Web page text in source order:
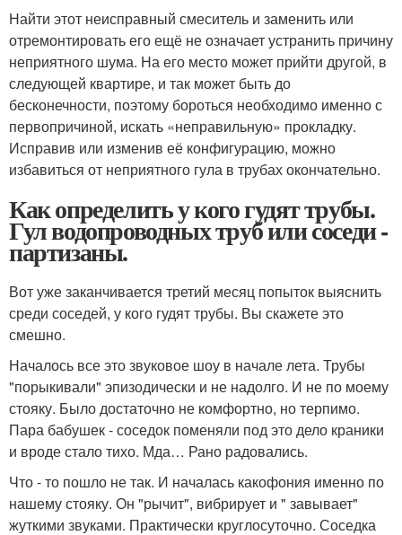
Найти этот неисправный смеситель и заменить или
отремонтировать его ещё не означает устранить причину
неприятного шума. На его место может прийти другой, в
следующей квартире, и так может быть до
бесконечности, поэтому бороться необходимо именно с
первопричиной, искать «неправильную» прокладку.
Исправив или изменив её конфигурацию, можно
избавиться от неприятного гула в трубах окончательно.
Как определить у кого гудят трубы.
Гул водопроводных труб или соседи -
партизаны.
Вот уже заканчивается третий месяц попыток выяснить
среди соседей, у кого гудят трубы. Вы скажете это
смешно.
Началось все это звуковое шоу в начале лета. Трубы
"порыкивали" эпизодически и не надолго. И не по моему
стояку. Было достаточно не комфортно, но терпимо.
Пара бабушек - соседок поменяли под это дело краники
и вроде стало тихо. Мда… Рано радовались.
Что - то пошло не так. И началась какофония именно по
нашему стояку. Он "рычит", вибрирует и " завывает"
жуткими звуками. Практически круглосуточно. Соседка